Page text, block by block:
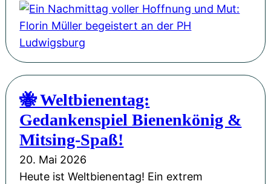
r
e
W
b
i
t
e
i
m
n
N
a
m
i
t
t
🐝 Weltbienentag:
Gedankenspiel Bienenkönig &
Mitsing-Spaß!
20. Mai 2026
Heute ist Weltbienentag! Ein extrem